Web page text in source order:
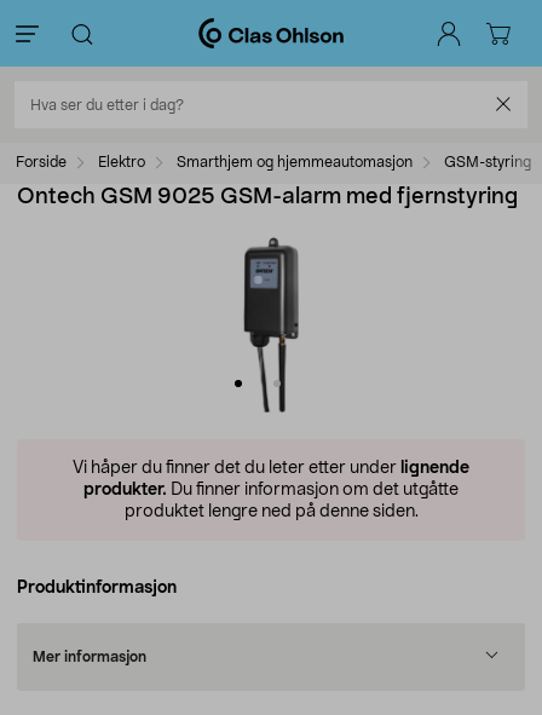
Forside Elektro Smarthjem og hjemmeautomasjon GSM-styring
Ontech GSM 9025 GSM-alarm med fjernstyring
Vi håper du finner det du leter etter under lignende
produkter. Du finner informasjon om det utgåtte
produktet lengre ned på denne siden.
Produktinformasjon
Mer informasjon